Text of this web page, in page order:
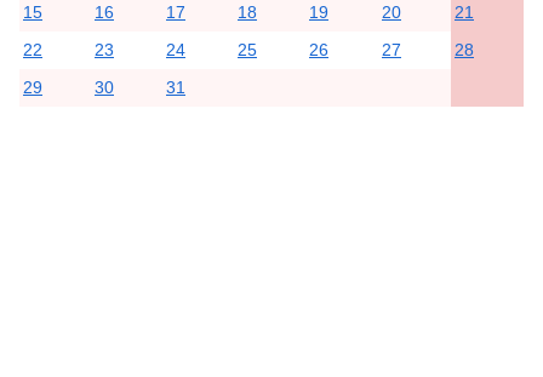
15
16 17 18 19 20
21
22
23 24 25 26 27
28
29
30 31